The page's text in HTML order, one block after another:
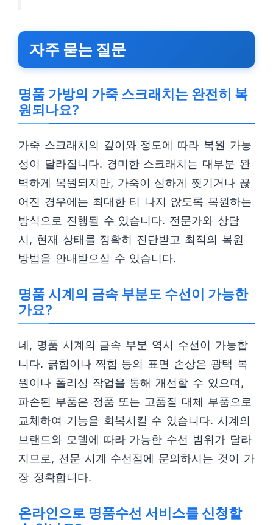
자주 묻는 질문
명품 가방의 가죽 스크래치는 완전히 복
원되나요?
가죽 스크래치의 깊이와 정도에 따라 복원 가능
성이 달라집니다. 경미한 스크래치는 대부분 완
벽하게 복원되지만, 가죽이 심하게 찢기거나 끊
어진 경우에는 최대한 티 나지 않도록 복원하는
방식으로 진행될 수 있습니다. 전문가와 상담
시, 현재 상태를 정확히 진단받고 최적의 복원
방법을 안내받으실 수 있습니다.
명품 시계의 금속 부분도 수선이 가능한
가요?
네, 명품 시계의 금속 부분 역시 수선이 가능합
니다. 긁힘이나 찍힘 등의 표면 손상은 광택 복
원이나 폴리싱 작업을 통해 개선할 수 있으며,
파손된 부품은 정품 또는 고품질 대체 부품으로
교체하여 기능을 회복시킬 수 있습니다. 시계의
브랜드와 모델에 따라 가능한 수선 범위가 달라
지므로, 전문 시계 수선점에 문의하시는 것이 가
장 정확합니다.
온라인으로 명품수선 서비스를 신청할